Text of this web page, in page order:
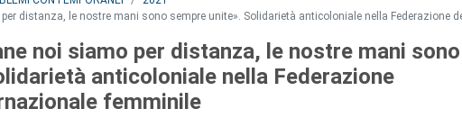
distanza, le nostre mani sono sempre unite». Solidarietà anticoloniale nella Federazione
noi siamo per distanza, le nostre mani sono
anticoloniale nella Federazione
femminile